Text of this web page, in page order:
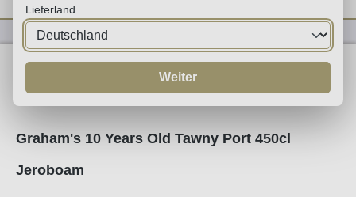
Likörweine
Graham's 10 Years Old Tawny Port 450cl
Jeroboam
Lieferland
Weiter